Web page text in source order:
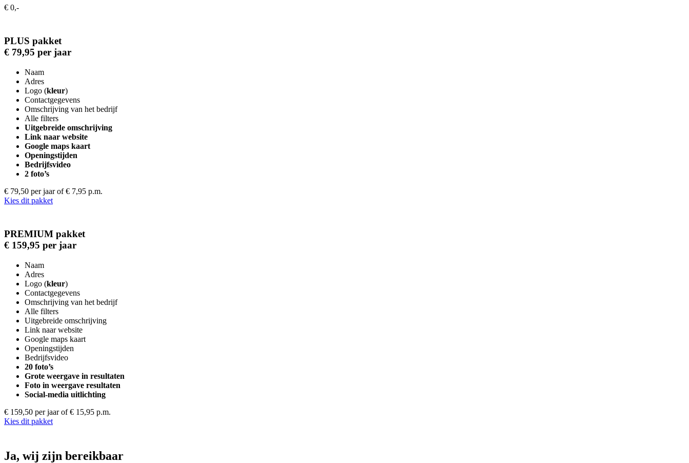
€ 0,-
PLUS pakket
€ 79,95 per jaar
Naam
Adres
Logo (kleur)
Contactgegevens
Omschrijving van het bedrijf
Alle filters
Uitgebreide omschrijving
Link naar website
Google maps kaart
Openingstijden
Bedrijfsvideo
2 foto’s
€ 79,50 per jaar of € 7,95 p.m.
Kies dit pakket
PREMIUM pakket
€ 159,95 per jaar
Naam
Adres
Logo (kleur)
Contactgegevens
Omschrijving van het bedrijf
Alle filters
Uitgebreide omschrijving
Link naar website
Google maps kaart
Openingstijden
Bedrijfsvideo
20 foto’s
Grote weergave in resultaten
Foto in weergave resultaten
Social-media uitlichting
€ 159,50 per jaar of € 15,95 p.m.
Kies dit pakket
Ja, wij zijn bereikbaar